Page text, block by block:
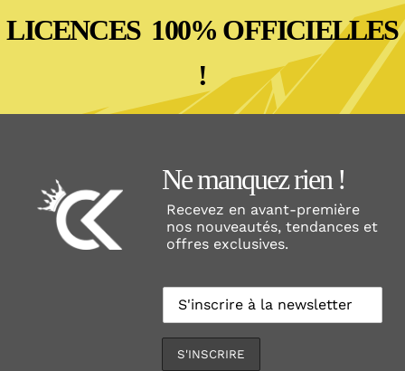
LICENCES 100% OFFICIELLES
!
Ne manquez rien !
Recevez en avant-première
nos nouveautés, tendances et
offres exclusives.